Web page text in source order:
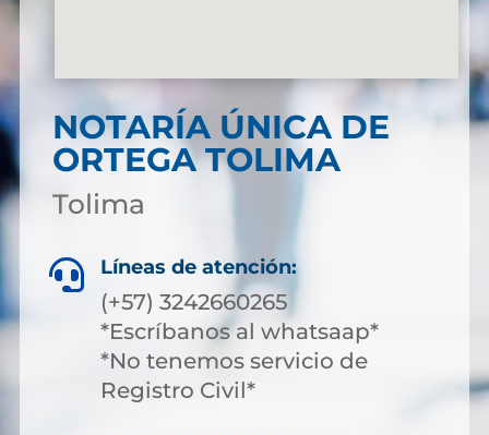
NOTARÍA ÚNICA DE
ORTEGA TOLIMA
Tolima
 Líneas de atención:
(+57) 3242660265
*Escríbanos al whatsaap*
*No tenemos servicio de
Registro Civil*